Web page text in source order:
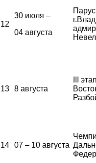
12
30 июля –
04 августа
13 8 августа
III
14 07 – 10 августа